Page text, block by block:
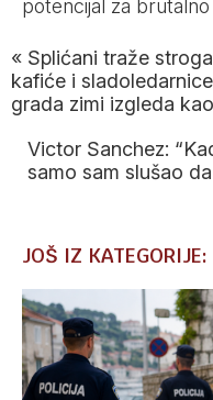
potencijal za
« Splićani traže
kafiće i
grada zimi izgleda
Victor Sanchez:
samo sam slušao
JOŠ IZ